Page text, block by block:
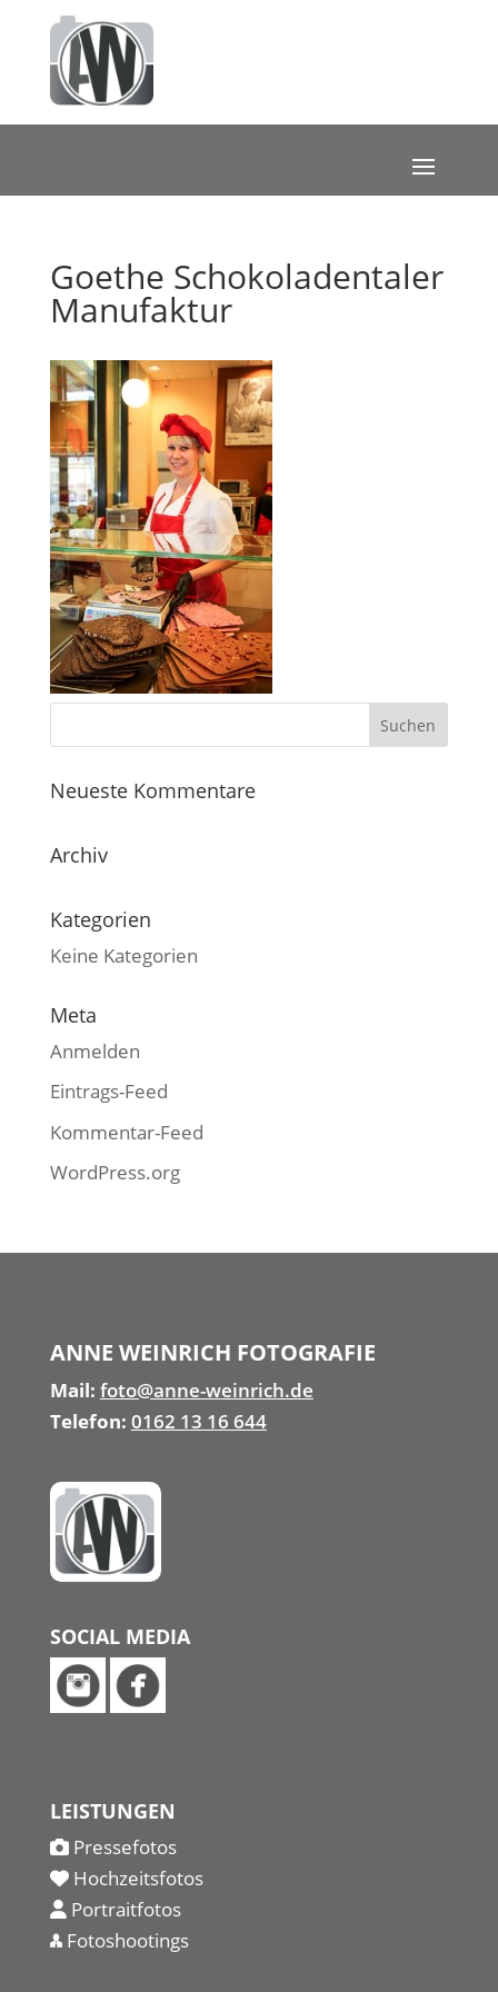
Goethe Schokoladentaler
Manufaktur
Neueste Kommentare
Archiv
Kategorien
Keine Kategorien
Meta
Anmelden
Eintrags-Feed
Kommentar-Feed
WordPress.org
ANNE WEINRICH FOTOGRAFIE
Mail: foto@anne-weinrich.de
Telefon: 0162 13 16 644
SOCIAL MEDIA
LEISTUNGEN
Pressefotos
Hochzeitsfotos
Portraitfotos
Fotoshootings